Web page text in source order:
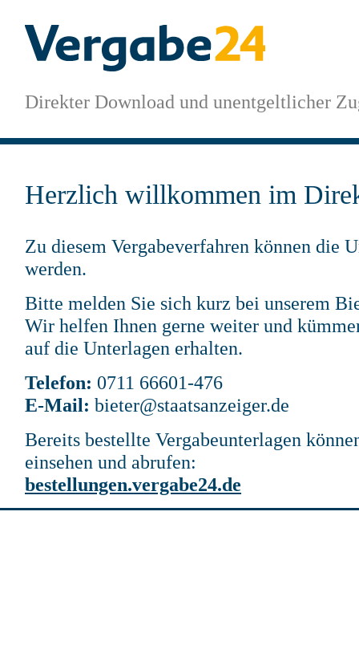
Direkter Download und unentgeltlicher
Herzlich willkommen im
Zu diesem Vergabeverfahren können die
werden.
Bitte melden Sie sich kurz bei unserem
Wir helfen Ihnen gerne weiter und
auf die Unterlagen erhalten.
Telefon: 0711 66601-476
E-Mail: bieter@staatsanzeiger.de
Bereits bestellte Vergabeunterlagen
einsehen und abrufen:
bestellungen.vergabe24.de